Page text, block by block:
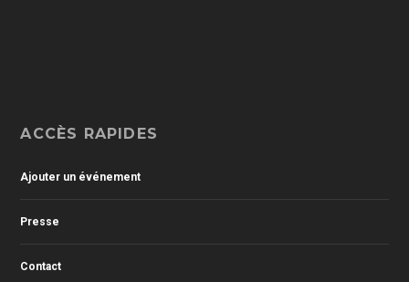
ACCÈS RAPIDES
Ajouter un événement
Presse
Contact